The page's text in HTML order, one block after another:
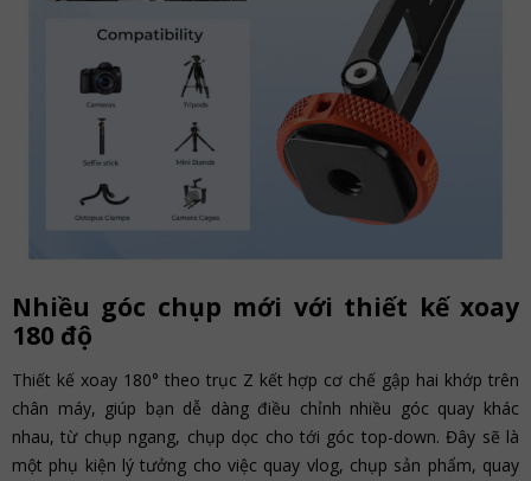
Nhiều góc chụp mới với thiết kế xoay
180 độ
Thiết kế xoay 180° theo trục Z kết hợp cơ chế gập hai khớp trên
chân máy, giúp bạn dễ dàng điều chỉnh nhiều góc quay khác
nhau, từ chụp ngang, chụp dọc cho tới góc top-down. Đây sẽ là
một phụ kiện lý tưởng cho việc quay vlog, chụp sản phẩm, quay